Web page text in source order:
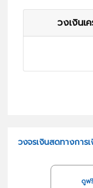
วงเงินเ
วงจรเงินสดทางการ
ดูฟ